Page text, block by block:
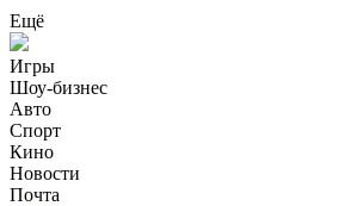
Ещё
Игры
Шоу-бизнес
Авто
Спорт
Кино
Новости
Почта